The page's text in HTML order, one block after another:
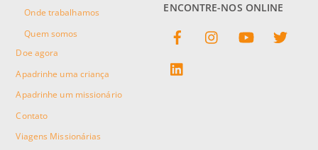
Onde trabalhamos
Quem somos
Doe agora
Apadrinhe uma criança
Apadrinhe um missionário
Contato
Viagens Missionárias
ENCONTRE-NOS ONLINE